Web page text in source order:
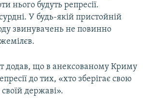
нього будуть репресії.
У будь-якій пристойній
звинувачень не повинно
додав, що в анексованому Криму
до тих, «хто зберігає свою
своїй державі».